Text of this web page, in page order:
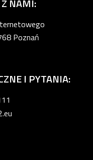
Poznań
I PYTANIA: